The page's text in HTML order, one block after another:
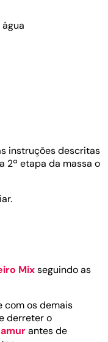
instruções descritas
2ª etapa da massa o
Mixseguindo as
com os demais
derreter o
antes de